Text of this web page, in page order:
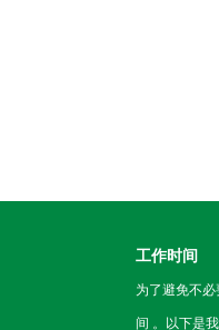
工作时间
为了避免不
间 。以下是